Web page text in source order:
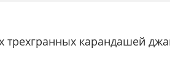
трехгранных карандашей